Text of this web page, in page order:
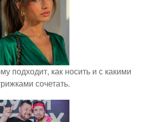
подходит, как носить и с какими
сочетать.